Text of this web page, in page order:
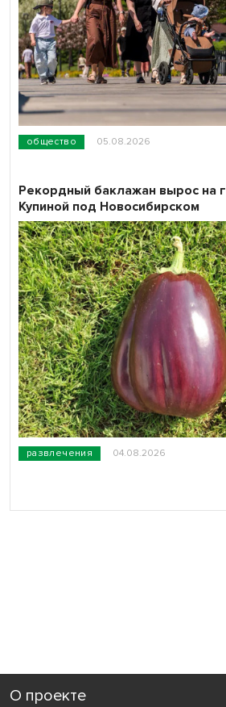
общество 05.08.2026
развлечения 04.08.2026
Рекордный баклажан вырос на
Купиной под Новосибирском
О проекте